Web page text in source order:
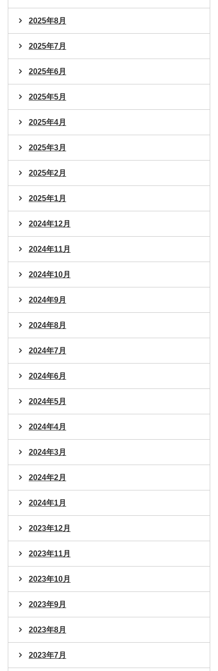
2025年8月
2025年7月
2025年6月
2025年5月
2025年4月
2025年3月
2025年2月
2025年1月
2024年12月
2024年11月
2024年10月
2024年9月
2024年8月
2024年7月
2024年6月
2024年5月
2024年4月
2024年3月
2024年2月
2024年1月
2023年12月
2023年11月
2023年10月
2023年9月
2023年8月
2023年7月